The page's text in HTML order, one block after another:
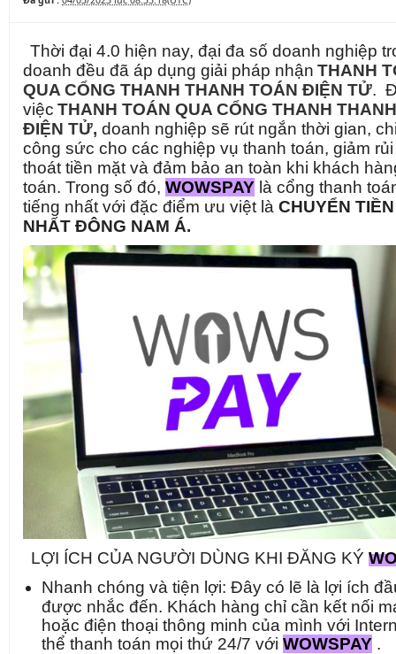
Thời đại 4.0 hiện nay, đại đa số doanh nghiệp
doanh đều đã áp dụng giải pháp nhận THANH
QUA CỔNG THANH THANH TOÁN ĐIỆN TỬ.
việc THANH TOÁN QUA CỔNG THANH
ĐIỆN TỬ, doanh nghiệp sẽ rút ngắn thời gian,
công sức cho các nghiệp vụ thanh toán, giảm
thoát tiền mặt và đảm bảo an toàn khi khách
toán. Trong số đó, WOWSPAY là cổng thanh
tiếng nhất với đặc điểm ưu việt là CHUYỂN
NHẤT ĐÔNG NAM Á.
LỢI ÍCH CỦA NGƯỜI DÙNG KHI ĐĂNG KÝ
Nhanh chóng và tiện lợi: Đây có lẽ là lợi ích
được nhắc đến. Khách hàng chỉ cần kết nối
hoặc điện thoại thông minh của mình với
thể thanh toán mọi thứ 24/7 với WOWSPAY .